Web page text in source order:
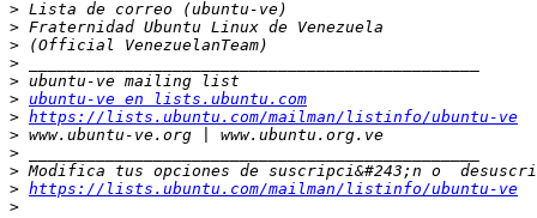
>
>
>
>
>
> ubuntu-ve en lists.ubuntu.com
> https://lists.ubuntu.com/mailman/listinfo/ubuntu-ve
>
>
>
> https://lists.ubuntu.com/mailman/listinfo/ubuntu-ve
>